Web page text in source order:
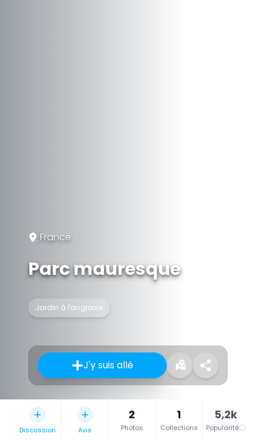
France
Parc mauresque
Jardin à l'anglaise
J'y suis allé
Discussion Avis
2
Photos
1
Collections
5,2k
Popularité